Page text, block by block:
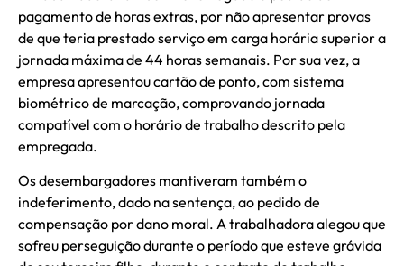
pagamento de horas extras, por não apresentar provas
de que teria prestado serviço em carga horária superior a
jornada máxima de 44 horas semanais. Por sua vez, a
empresa apresentou cartão de ponto, com sistema
biométrico de marcação, comprovando jornada
compatível com o horário de trabalho descrito pela
empregada.
Os desembargadores mantiveram também o
indeferimento, dado na sentença, ao pedido de
compensação por dano moral. A trabalhadora alegou que
sofreu perseguição durante o período que esteve grávida